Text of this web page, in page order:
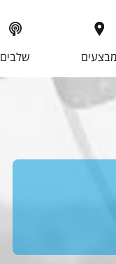
שלבים